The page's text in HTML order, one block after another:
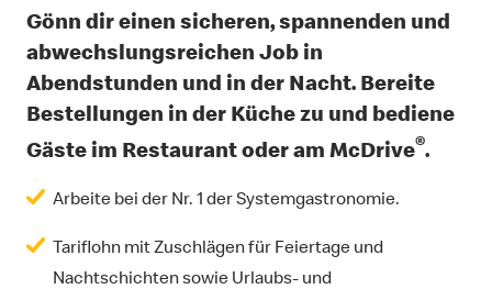
Gönn dir einen sicheren, spannenden und
abwechslungsreichen Job in
Abendstunden und in der Nacht. Bereite
Bestellungen in der Küche zu und bediene
Gäste im Restaurant oder am McDrive®.
Arbeite bei der Nr. 1 der Systemgastronomie.
Tariflohn mit Zuschlägen für Feiertage und
Nachtschichten sowie Urlaubs- und